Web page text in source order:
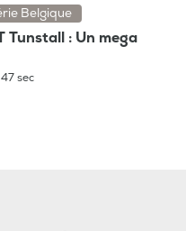
Belgique
Tunstall : Un mega
sec